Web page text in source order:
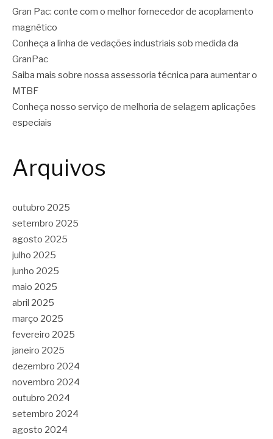
Gran Pac: conte com o melhor fornecedor de acoplamento
magnético
Conheça a linha de vedações industriais sob medida da
GranPac
Saiba mais sobre nossa assessoria técnica para aumentar o
MTBF
Conheça nosso serviço de melhoria de selagem aplicações
especiais
Arquivos
outubro 2025
setembro 2025
agosto 2025
julho 2025
junho 2025
maio 2025
abril 2025
março 2025
fevereiro 2025
janeiro 2025
dezembro 2024
novembro 2024
outubro 2024
setembro 2024
agosto 2024